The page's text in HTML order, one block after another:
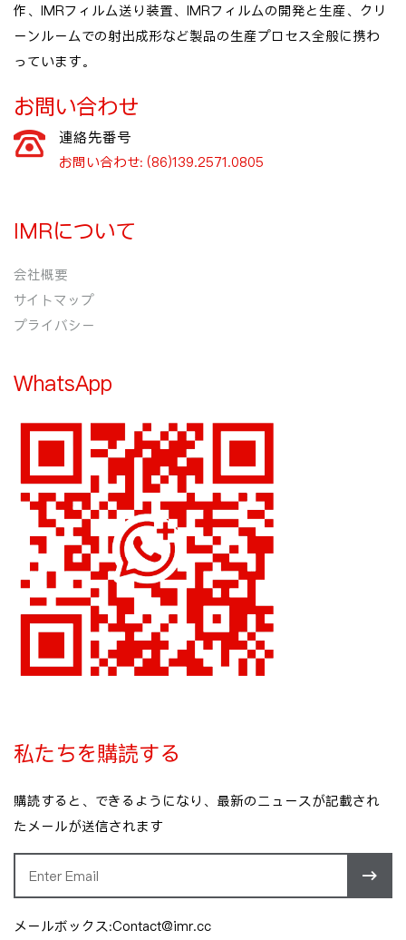
作、IMRフィルム送り装置、IMRフィルムの開発と生産、クリ
ーンルームでの射出成形など製品の生産プロセス全般に携わ
っています。
お問い合わせ
連絡先番号
お問い合わせ: (86)139.2571.0805
IMRについて
会社概要
サイトマップ
プライバシー
WhatsApp
私たちを購読する
購読すると、できるようになり、最新のニュースが記載され
たメールが送信されます
メールボックス:Contact@imr.cc